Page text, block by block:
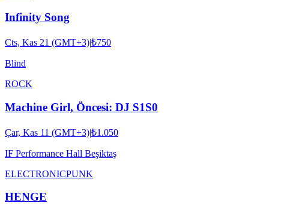
Infinity Song
Cts, Kas 21 (GMT+3)|₺750
Blind
ROCK
Machine Girl, Öncesi: DJ S1S0
Çar, Kas 11 (GMT+3)|₺1.050
IF Performance Hall Beşiktaş
ELECTRONICPUNK
HENGE